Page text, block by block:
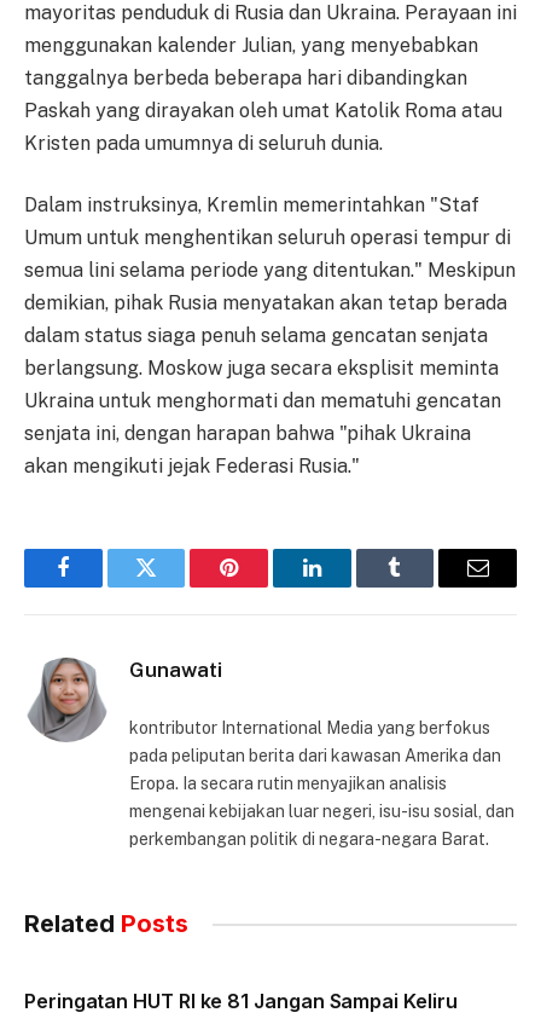
mayoritas penduduk di Rusia dan Ukraina. Perayaan ini
menggunakan kalender Julian, yang menyebabkan
tanggalnya berbeda beberapa hari dibandingkan
Paskah yang dirayakan oleh umat Katolik Roma atau
Kristen pada umumnya di seluruh dunia.
Dalam instruksinya, Kremlin memerintahkan "Staf
Umum untuk menghentikan seluruh operasi tempur di
semua lini selama periode yang ditentukan." Meskipun
demikian, pihak Rusia menyatakan akan tetap berada
dalam status siaga penuh selama gencatan senjata
berlangsung. Moskow juga secara eksplisit meminta
Ukraina untuk menghormati dan mematuhi gencatan
senjata ini, dengan harapan bahwa "pihak Ukraina
akan mengikuti jejak Federasi Rusia."
FacebookTwitter Pinterest LinkedInTumblr Email
Gunawati
kontributor International Media yang berfokus
pada peliputan berita dari kawasan Amerika dan
Eropa. Ia secara rutin menyajikan analisis
mengenai kebijakan luar negeri, isu-isu sosial, dan
perkembangan politik di negara-negara Barat.
Related Posts
Peringatan HUT RI ke 81 Jangan Sampai Keliru